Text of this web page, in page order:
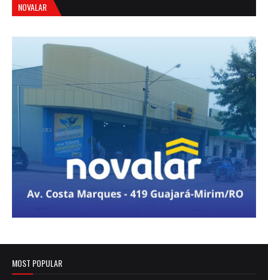
NOVALAR
MOST POPULAR